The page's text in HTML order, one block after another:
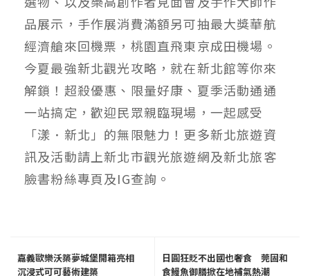
品展示，手作展消費滿額另可抽最大獎華航
經濟艙來回機票，桃園直飛東京成田機場。
今夏最強新北觀光攻略，就在新北館等你來
解鎖！超殺優惠、限量好康、夏季活動通通
一站搞定，歡迎民眾親臨現場，一起感受
「漾．新北」的無限魅力！更多新北旅遊資
訊及活動請上新北市觀光旅遊網及新北旅客
臉書粉絲專頁及IG查詢。
嘉義歐樂沃築夢城堡開箱亮相
沉浸式可可藝術建築
日圓狂貶不出國也奢食 莞固和
食鰻魚御膳掀在地補氣熱潮